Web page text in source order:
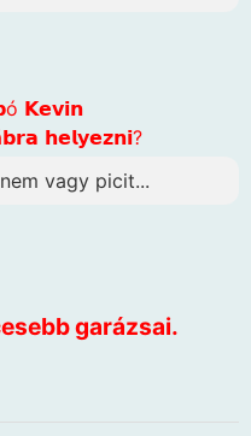
𝗞𝗲𝘃𝗶𝗻
𝗵𝗲𝗹𝘆𝗲𝘇𝗻𝗶?
vagy picit...